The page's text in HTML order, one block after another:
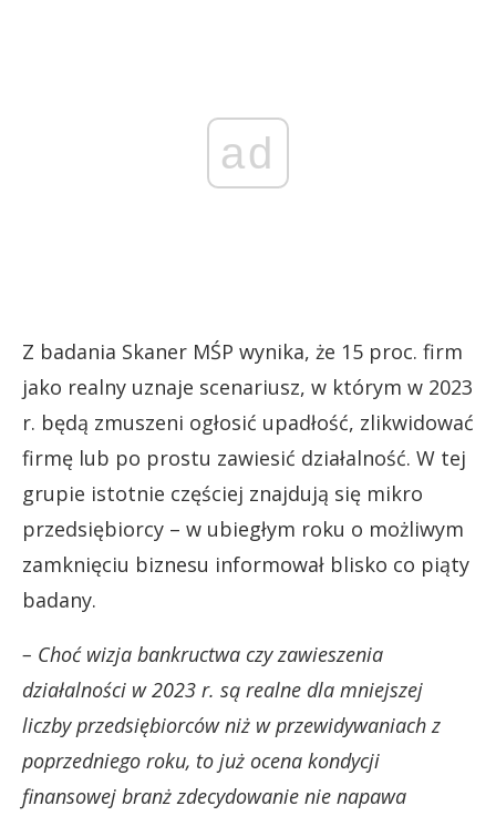
ad
Z badania Skaner MŚP wynika, że 15 proc. firm
jako realny uznaje scenariusz, w którym w 2023
r. będą zmuszeni ogłosić upadłość, zlikwidować
firmę lub po prostu zawiesić działalność. W tej
grupie istotnie częściej znajdują się mikro
przedsiębiorcy – w ubiegłym roku o możliwym
zamknięciu biznesu informował blisko co piąty
badany.
– Choć wizja bankructwa czy zawieszenia
działalności w 2023 r. są realne dla mniejszej
liczby przedsiębiorców niż w przewidywaniach z
poprzedniego roku, to już ocena kondycji
finansowej branż zdecydowanie nie napawa